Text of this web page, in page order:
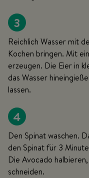
3
Reichlich Wasser mit
Kochen bringen. Mit
erzeugen. Die Eier in
das Wasser
lassen.
4
Den Spinat waschen.
den Spinat für 3
Die Avocado
schneiden.